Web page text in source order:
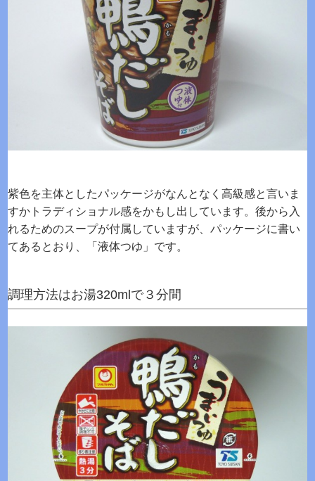
紫色を主体としたパッケージがなんとなく高級感と言いま
すかトラディショナル感をかもし出しています。後から入
れるためのスープが付属していますが、パッケージに書い
てあるとおり、「液体つゆ」です。
調理方法はお湯320mlで３分間